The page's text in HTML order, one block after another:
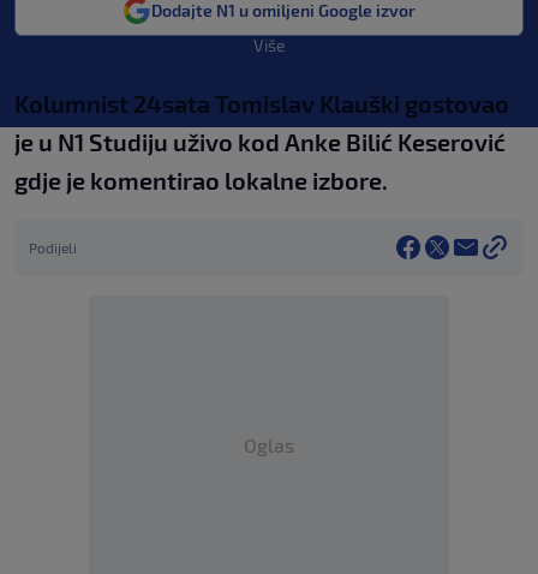
Dodajte N1 u omiljeni Google izvor
Više
Kolumnist 24sata Tomislav Klauški gostovao
je u N1 Studiju uživo kod Anke Bilić Keserović
gdje je komentirao lokalne izbore.
Podijeli
Oglas